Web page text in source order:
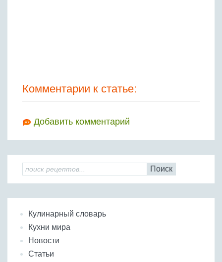
Комментарии к статье:
Добавить комментарий
Поиск
Кулинарный словарь
Кухни мира
Новости
Статьи